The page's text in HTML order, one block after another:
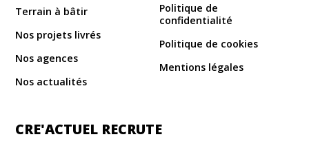
Terrain à bâtir
Nos projets livrés
Nos agences
Nos actualités
Politique de
confidentialité
Politique de cookies
Mentions légales
CRE'ACTUEL RECRUTE